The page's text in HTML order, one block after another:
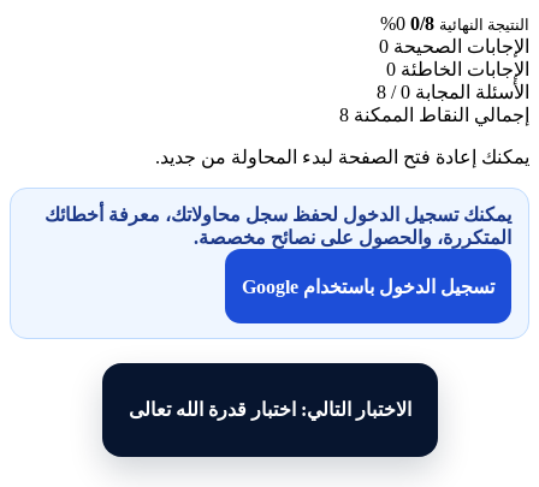
النتيجة النهائية 0/8
0%
الإجابات الصحيحة 0
الإجابات الخاطئة 0
الأسئلة المجابة 0 / 8
إجمالي النقاط الممكنة 8
يمكنك إعادة فتح الصفحة لبدء المحاولة من جديد.
يمكنك تسجيل الدخول لحفظ سجل محاولاتك، معرفة أخطائك
المتكررة، والحصول على نصائح مخصصة.
تسجيل الدخول باستخدام Google
الاختبار التالي: اختبار قدرة الله تعالى